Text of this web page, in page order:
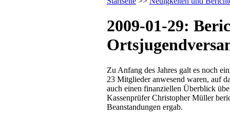
2009-01-29:
Zu Anfang des Jahres galt es noch
23 Mitglieder anwesend waren, auf
auch einen finanziellen Überblick
Kassenprüfer Christopher Müller
Beanstandungen ergab.